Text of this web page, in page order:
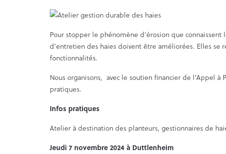
Pour stopper le phénomène d’érosion que
d’entretien des haies doivent être améliorées. Elles
fonctionnalités.
Nous organisons, avec le soutien financier de l’Appel
pratiques.
Infos pratiques
Atelier à destination des planteurs, gestionnaires de
Jeudi 7 novembre 2024 à Duttlenheim